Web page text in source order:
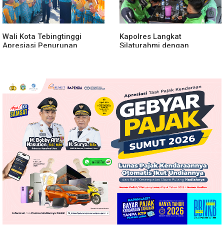
Wali Kota Tebingtinggi
Apresiasi Penurunan
Kapolres Langkat
Silaturahmi dengan